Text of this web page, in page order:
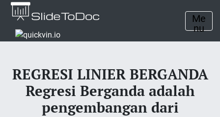
Me
nu
REGRESI LINIER BERGANDA
Regresi Berganda adalah
pengembangan dari